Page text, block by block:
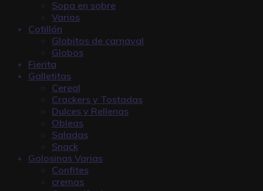
Sopa en sobre
Varios
Cotillón
Globitos de carnaval
Globos
Fierita
Galletitas
Cereal
Crackers y Tostadas
Dulces y Rellenas
Obleas
Saladas
Snack
Golosinas Varias
Confites
cremas